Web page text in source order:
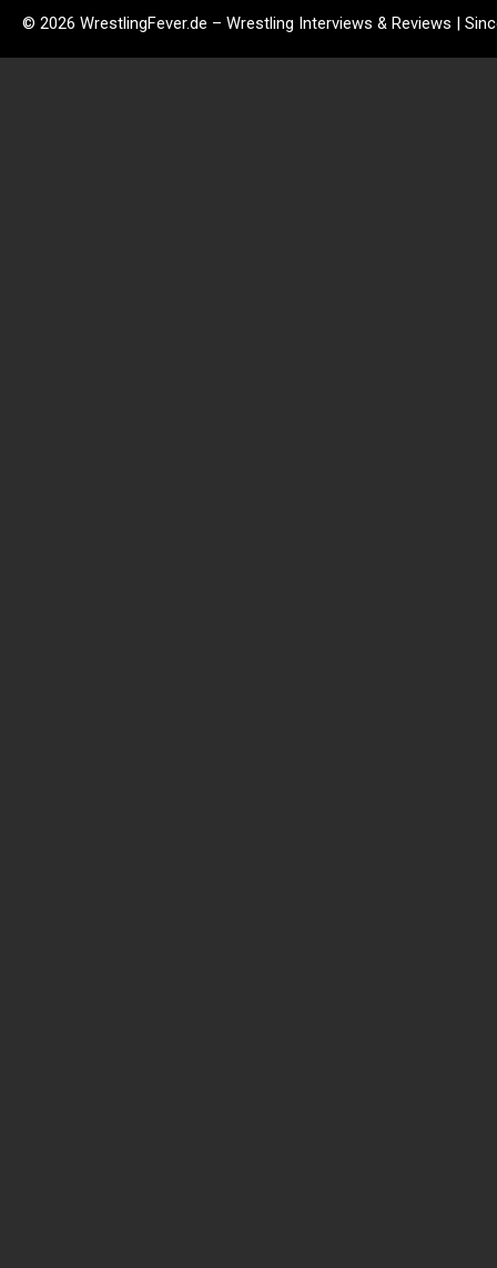
© 2026 WrestlingFever.de – Wrestling Interviews & Reviews |